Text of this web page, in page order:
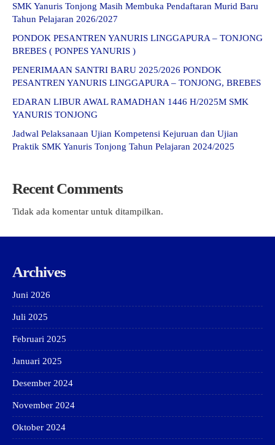
SMK Yanuris Tonjong Masih Membuka Pendaftaran Murid Baru
Tahun Pelajaran 2026/2027
PONDOK PESANTREN YANURIS LINGGAPURA – TONJONG
BREBES ( PONPES YANURIS )
PENERIMAAN SANTRI BARU 2025/2026 PONDOK
PESANTREN YANURIS LINGGAPURA – TONJONG, BREBES
EDARAN LIBUR AWAL RAMADHAN 1446 H/2025M SMK
YANURIS TONJONG
Jadwal Pelaksanaan Ujian Kompetensi Kejuruan dan Ujian
Praktik SMK Yanuris Tonjong Tahun Pelajaran 2024/2025
Recent Comments
Tidak ada komentar untuk ditampilkan.
Archives
Juni 2026
Juli 2025
Februari 2025
Januari 2025
Desember 2024
November 2024
Oktober 2024